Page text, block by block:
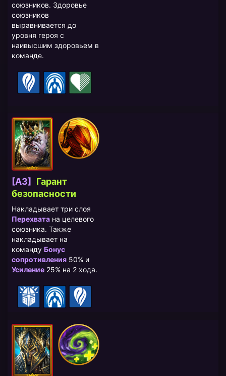
союзников. Здоровье
союзников
выравнивается до
уровня героя с
наивысшим здоровьем в
команде.
[A3]
​Гарант
безопасности
Накладывает три слоя
Перехвата на целевого
союзника. Также
накладывает на
команду Бонус
сопротивления 50% и
Усиление 25% на 2 хода.